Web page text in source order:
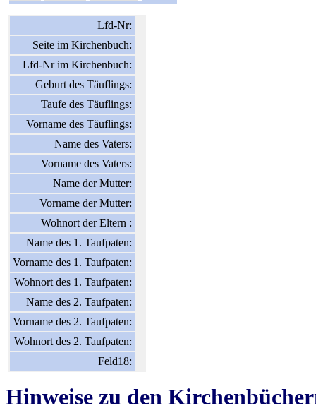
Lfd-Nr:
Seite im Kirchenbuch:
Lfd-Nr im Kirchenbuch:
Geburt des Täuflings:
Taufe des Täuflings:
Vorname des Täuflings:
Name des Vaters:
Vorname des Vaters:
Name der Mutter:
Vorname der Mutter:
Wohnort der Eltern :
Name des 1. Taufpaten:
Vorname des 1. Taufpaten:
Wohnort des 1. Taufpaten:
Name des 2. Taufpaten:
Vorname des 2. Taufpaten:
Wohnort des 2. Taufpaten:
Feld18:
Hinweise zu den